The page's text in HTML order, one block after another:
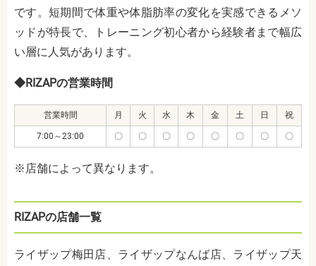
です。短期間で体重や体脂肪率の変化を実感できるメソ
ッドが特長で、トレーニング初心者から経験者まで幅広
い層に人気があります。
◆RIZAPの営業時間
営業時間 月 火 水 木 金 土 日 祝
7:00～23:00 〇 〇 〇 〇 〇 〇 〇 〇
※店舗によって異なります。
RIZAPの店舗一覧
ライザップ梅田店、ライザップなんば店、ライザップ天